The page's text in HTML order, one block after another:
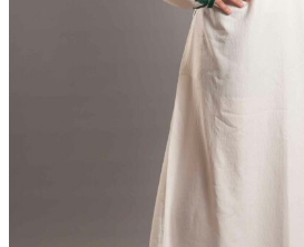
Made in Egypt specially for you.
SIZE